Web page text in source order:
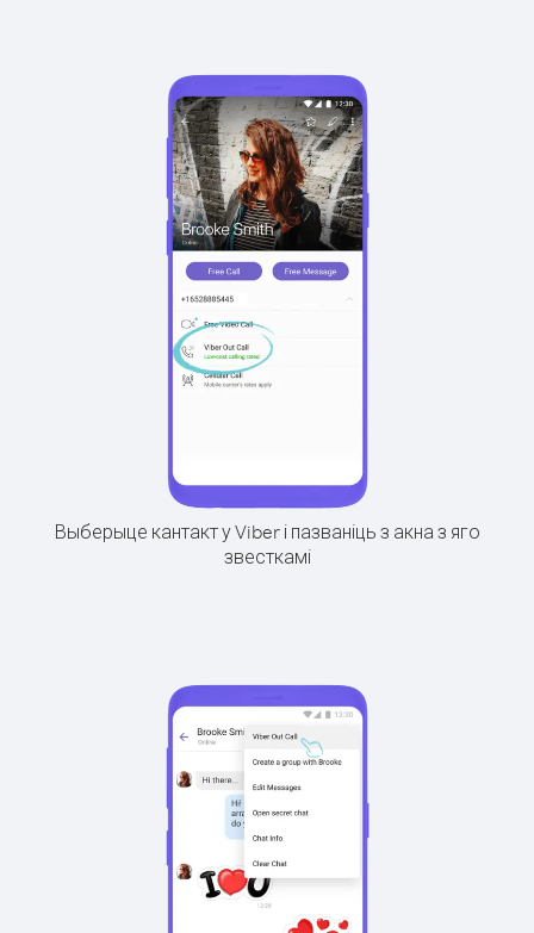
Выберыце кантакт у Viber і пазваніць з акна з яго
звесткамі